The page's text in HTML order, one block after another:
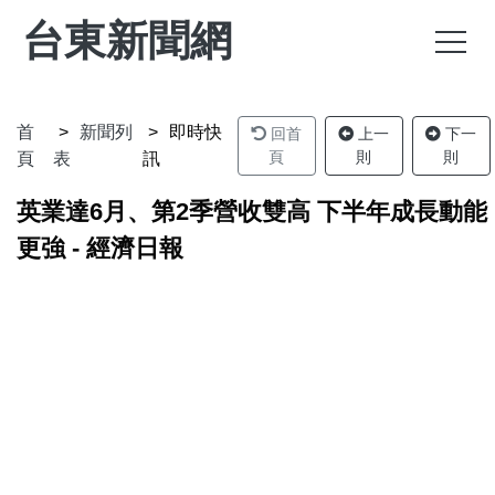
台東新聞網
首
頁
新聞列
表
即時快
訊
回首
頁
上一
則
下一
則
英業達6月、第2季營收雙高 下半年成長動能
更強 - 經濟日報